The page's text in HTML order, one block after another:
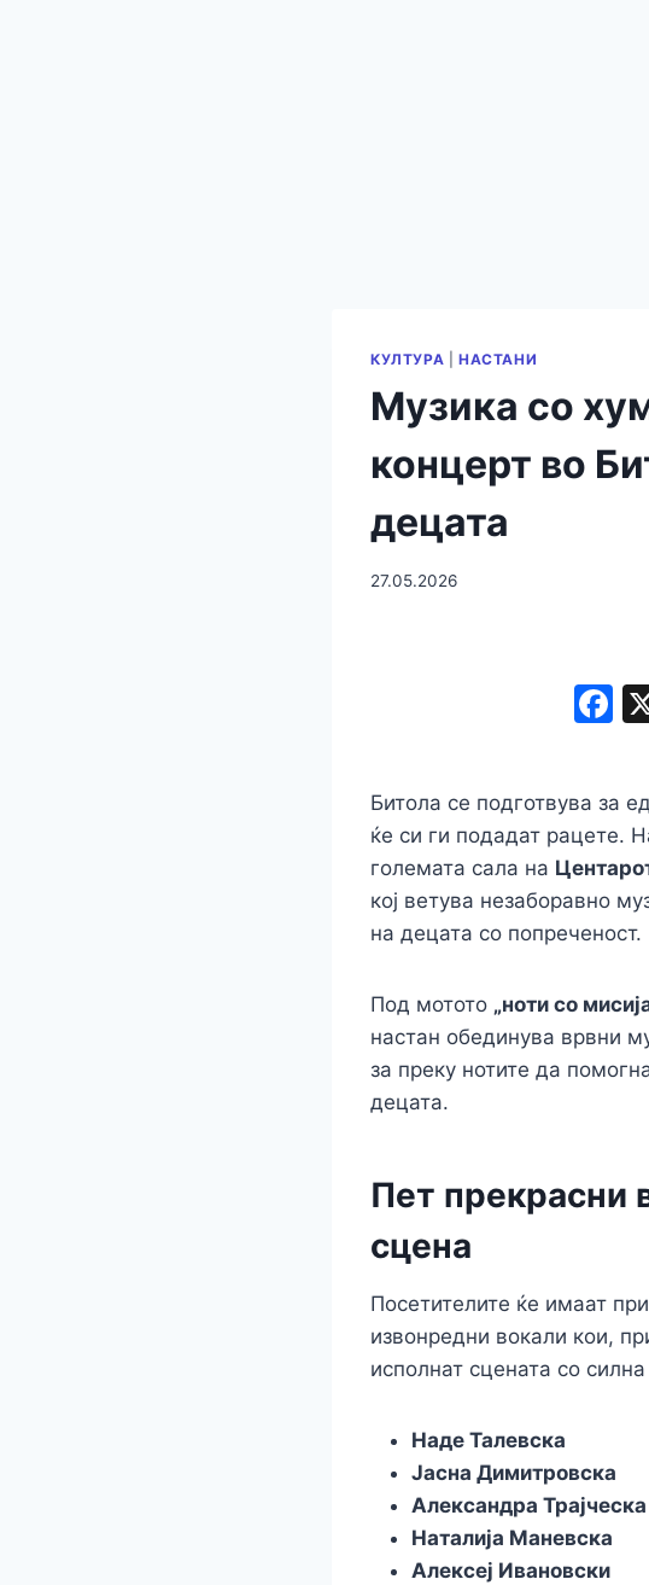
КУЛТУРА НАСТАНИ
Музика со
концерт во
децата
27.05.2026
F
e
b
o
o
Битола се подготвува за
ќе си ги подадат рацете.
големата сала на
кој ветува незаборавно
на децата со попреченост.
Под мотото „ноти со
настан обединува врвни
за преку нотите да
децата.
Пет прекрасни
сцена
Посетителите ќе имаат
извонредни вокали кои,
исполнат сцената со
Наде Талевска
Јасна Димитровска
Александра Трајческа
Наталија Маневска
Алексеј Ивановски